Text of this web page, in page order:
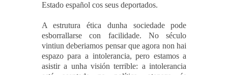
Estado español cos seus deportados.
A estrutura ética dunha sociedade pode
esborrallarse con facilidade. No século
vintiun deberiamos pensar que agora non hai
espazo para a intolerancia, pero estamos a
asistir a unha visión terrible: a intolerancia